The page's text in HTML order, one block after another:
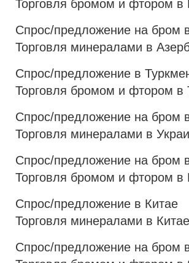
Торговля бромом и фтором в
Спрос/предложение на бром
Торговля минералами в
Спрос/предложение в
Торговля бромом и фтором в
Спрос/предложение на бром
Торговля минералами в
Спрос/предложение на бром
Торговля бромом и фтором в
Спрос/предложение в Китае
Торговля минералами в Китае
Спрос/предложение на бром